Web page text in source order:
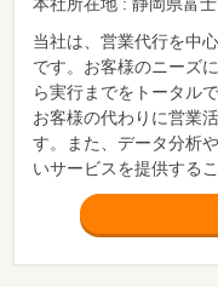
当社は、営業代行を中
です。お客様のニーズ
ら実行までをトータル
お客様の代わりに営業
す。また、データ分析
いサービスを提供するこ